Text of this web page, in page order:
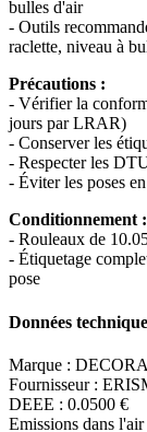
bulles d'air
- Outils
raclette, niveau à
Précautions :
- Vérifier la
jours par LRAR)
- Conserver les
- Respecter les
- Éviter les poses
Conditionnement :
- Rouleaux de
- Étiquetage
pose
Données
Marque :
Fournisseur :
DEEE : 0.0500 €
Emissions dans